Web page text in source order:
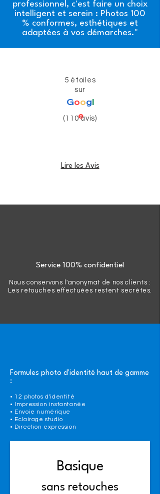
professionnel, c'est faire un choix
intelligent et serein : Photos 100
% conformes, esthétiques et
adaptées à vos démarches."
5 étoiles
sur
(110 avis)
Googl
e
Lire les Avis
Service 100% confidentiel
Nous conservons l'anonymat de nos clients :
Les retouches effectuées restent secrètes.
Formules photo d'identité haut de gamme
:
• 12 photos d'identité
• Impression instantanée
• Envoie numérique
• Eclairage studio
• Direction expression
Basique
sans retouches